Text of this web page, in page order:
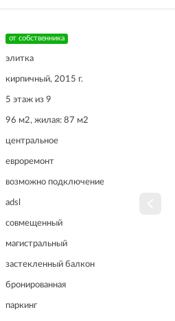
от собственника
элитка
кирпичный, 2015 г.
5 этаж из 9
96 м2, жилая: 87 м2
центральное
евроремонт
возможно подключение
adsl
совмещенный
магистральный
застекленный балкон
бронированная
паркинг